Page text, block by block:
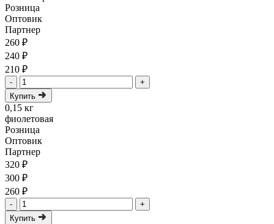
Розница
Оптовик
Партнер
260 ₽
240 ₽
210 ₽
-
+
Купить
0,15 кг
фиолетовая
Розница
Оптовик
Партнер
320 ₽
300 ₽
260 ₽
-
+
Купить